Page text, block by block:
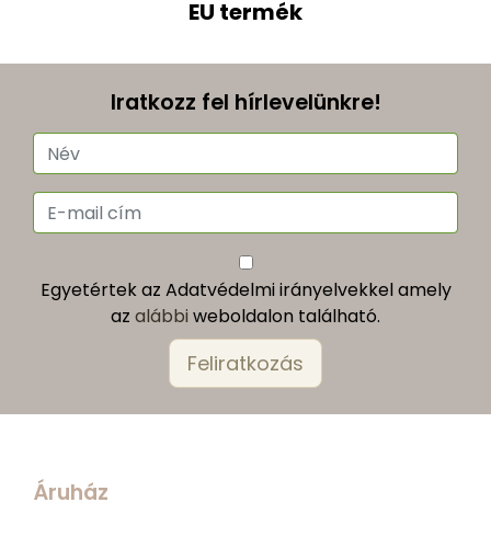
EU termék
Iratkozz fel hírlevelünkre!
Egyetértek az Adatvédelmi irányelvekkel amely
az alábbi weboldalon található.
Áruház